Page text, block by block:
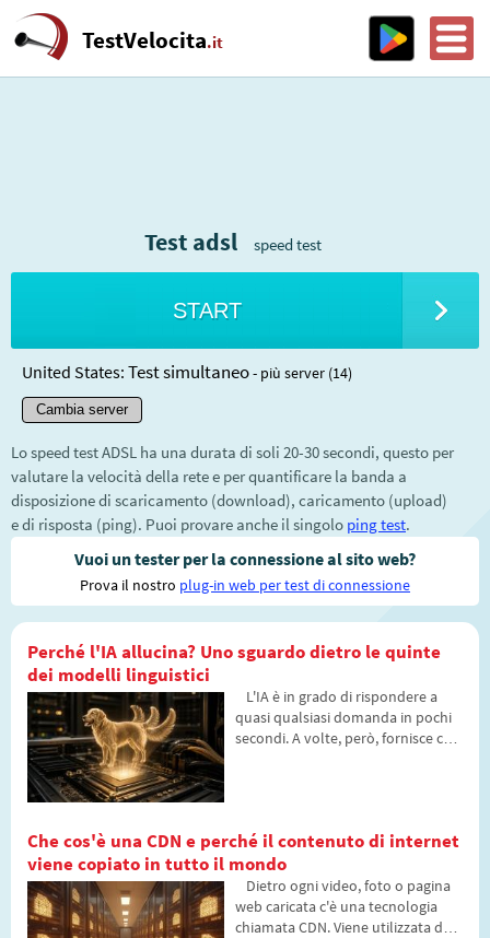
TestVelocita.it
Test adsl speed test
START
United States: Test simultaneo- più server (14)
Cambia server
Lo speed test ADSL ha una durata di soli 20-30 secondi, questo per
valutare la velocità della rete e per quantificare la banda a
disposizione di scaricamento (download), caricamento (upload)
e di risposta (ping). Puoi provare anche il singolo ping test.
Vuoi un tester per la connessione al sito web?
Prova il nostro plug-in web per test di connessione
Perché l'IA allucina? Uno sguardo dietro le quinte
dei modelli linguistici
L'IA è in grado di rispondere a
quasi qualsiasi domanda in pochi
secondi. A volte, però, fornisce con
come funzionano i grandi modelli
linguistici, perché a volte generano
risposte false e come i
programmatori cercano di ridurre
gradualmente questo problema.
Che cos'è una CDN e perché il contenuto di internet
viene copiato in tutto il mondo
Dietro ogni video, foto o pagina
web caricata c'è una tecnologia
chiamata CDN. Viene utilizzata da